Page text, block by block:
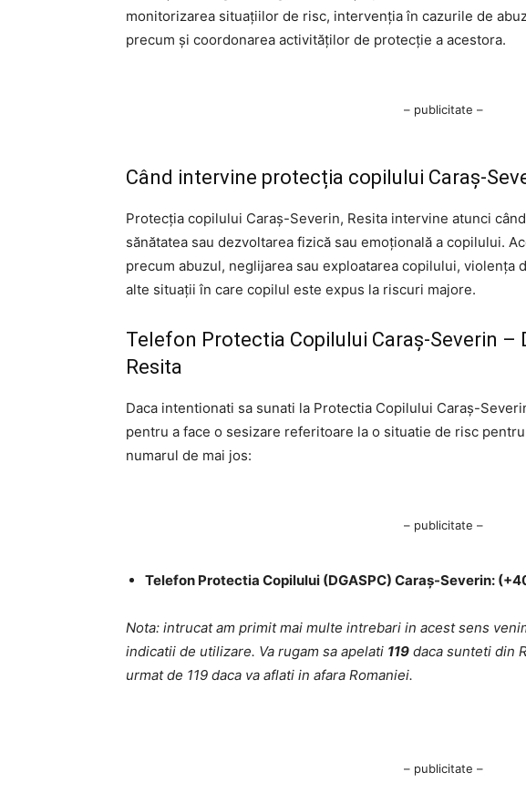
monitorizarea situațiilor de risc, intervenția în cazurile de
precum și coordonarea activităților de protecție a acestora.
– publicitate –
Când intervine protecția copilului Caraş-
Protecția copilului Caraş-Severin, Resita intervine atunci
sănătatea sau dezvoltarea fizică sau emoțională a copilului.
precum abuzul, neglijarea sau exploatarea copilului, violența
alte situații în care copilul este expus la riscuri majore.
Telefon Protectia Copilului Caraş-Severin –
Resita
Daca intentionati sa sunati la Protectia Copilului Caraş-
pentru a face o sesizare referitoare la o situatie de risc
numarul de mai jos:
– publicitate –
Telefon Protectia Copilului (DGASPC) Caraş-Severin:
Nota: intrucat am primit mai multe intrebari in acest sens
indicatii de utilizare. Va rugam sa apelati 119 daca sunteti din
urmat de 119 daca va aflati in afara Romaniei.
– publicitate –